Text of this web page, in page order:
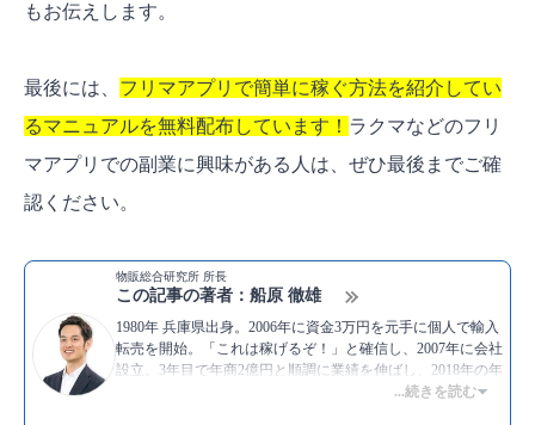
もお伝えします。
最後には、 フリマアプリで簡単に稼ぐ方法を紹介してい
るマニュアルを無料配布しています！ ラクマなどのフリ
マアプリでの副業に興味がある人は、ぜひ最後までご確
認ください。
物販総合研究所 所長
この記事の著者：船原 徹雄
1980年 兵庫県出身。2006年に資金3万円を元手に個人で輸入
転売を開始。「これは稼げるぞ！」と確信し、2007年に会社
設立。3年目で年商2億円と順調に業績を伸ばし、2018年の年
商は14億円。自分で物販ビジネスをしながら情報発信も行
...続きを読む